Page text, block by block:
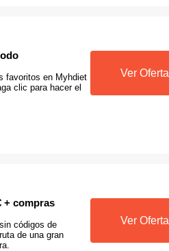
favoritos en Myhdiet
clic para hacer el
Ver Oferta
+ compras
códigos de
de una gran
Ver Oferta